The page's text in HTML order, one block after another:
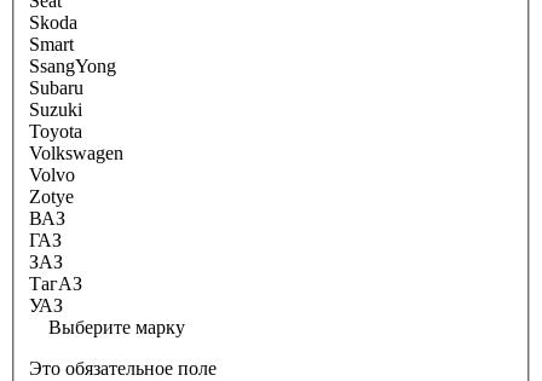
Skoda
Smart
SsangYong
Subaru
Suzuki
Toyota
Volkswagen
Volvo
Zotye
ВАЗ
ГАЗ
ЗАЗ
ТагАЗ
УАЗ
Выберите марку
Это обязательное поле